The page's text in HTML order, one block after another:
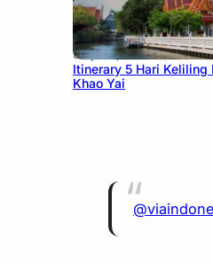
July 20, 2026
Itinerary 5 Hari Keliling
Khao Yai